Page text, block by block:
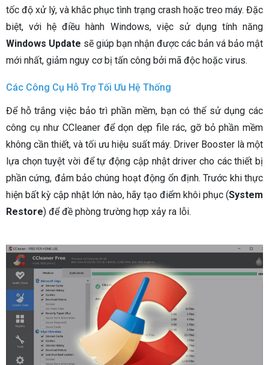
tốc độ xử lý, và khắc phục tình trạng crash hoặc treo máy. Đặc
biệt, với hệ điều hành Windows, việc sử dụng tính năng
Windows Update sẽ giúp bạn nhận được các bản vá bảo mật
mới nhất, giảm nguy cơ bị tấn công bởi mã độc hoặc virus.
Các Công Cụ Hỗ Trợ Tối Ưu Hệ Thống
Để hỗ trắng việc bảo trì phần mềm, bạn có thể sử dụng các
công cụ như CCleaner để dọn dẹp file rác, gỡ bỏ phần mềm
không cần thiết, và tối ưu hiệu suất máy. Driver Booster là một
lựa chọn tuyệt vời để tự động cập nhật driver cho các thiết bị
phần cứng, đảm bảo chúng hoạt động ổn định. Trước khi thực
hiện bất kỳ cập nhật lớn nào, hãy tạo điểm khôi phục (System
Restore) để đề phòng trường hợp xảy ra lỗi.